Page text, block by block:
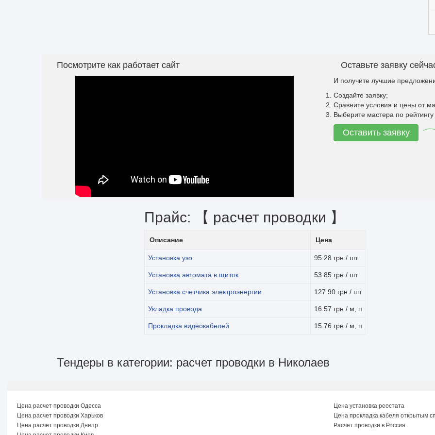
Посмотрите как работает сайт Оставьте заявку
И получите лучшие
Создайте заявку;
Сравните условия и цены от
Выберите мастера по рейтингу
Оставить заявку
Прайс: 【 расчет проводки 】
Описание Цена
Установка узо 95.28 грн / шт
Установка автомата в щиток 53.85 грн / шт
Установка счетчика электроэнергии 127.90 грн / шт
Укладка провода 16.57 грн / м, п
Прокладка видеокабелей 15.76 грн / м, п
Тендеры в категории: расчет проводки в Николаев
Цена расчет проводки Одесса
Цена расчет проводки Харьков
Цена расчет проводки Днепр
Цена установка реостата
Цена прокладка кабеля открытым
Расчет проводки в Россия